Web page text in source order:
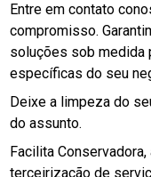
Entre em contato
compromisso.
soluções sob medida
específicas do seu
Deixe a limpeza do
do assunto.
Facilita
terceirização de